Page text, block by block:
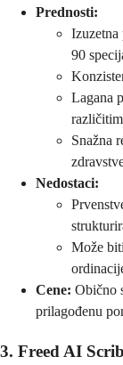
Prednosti:
Izuzetna
90
Lagana
Snažna
Nedostaci:
Može
Cene: Obično
prilagođenu
3. Freed AI